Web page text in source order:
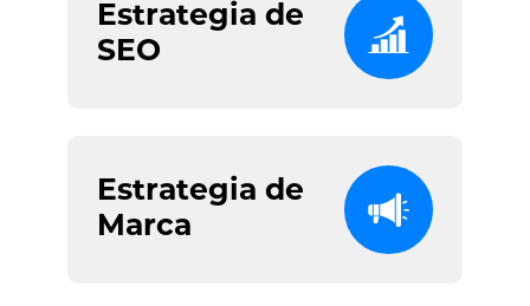
Estrategia de
SEO
Estrategia de
Marca